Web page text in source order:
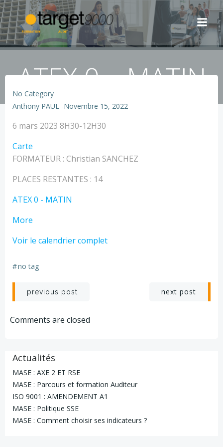
Aller
au
contenu
ATEX 0 – MATIN
No Category
Anthony PAUL -Novembre 15, 2022
ATEX
-
MATIN
6 mars 2023 8H30-12H30
Carte
-
FORMATEUR : Christian SANCHEZ
PLACES RESTANTES : 14
ATEX 0 - MATIN
More
0
MATIN
Voir le calendrier complet
#no tag
Navigation
de
previous post
Navigation
next post
Comments are closed
Actualités
MASE : AXE 2 ET RSE
MASE : Parcours et formation Auditeur
ISO 9001 : AMENDEMENT A1
MASE : Politique SSE
MASE : Comment choisir ses indicateurs ?